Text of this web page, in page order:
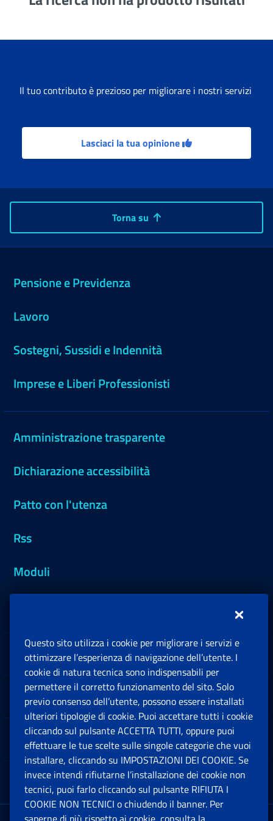
Il tuo contributo è prezioso per migliorare i nostri servizi
Lasciaci la tua opinione
Torna su
Pensione e Previdenza
Lavoro
Sostegni, Sussidi e Indennità
Imprese e Liberi Professionisti
Amministrazione trasparente
Dichiarazione accessibilità
Patto con l'utenza
Rss
Moduli
Sedi e Contatti
Software
Note Legali
App mobile
Questo sito utilizza i cookie per migliorare i servizi e
ottimizzare l’esperienza di navigazione dell’utente. I
cookie di natura tecnica sono indispensabili per
permettere il corretto funzionamento del sito. Solo
previo consenso dell’utente, possono essere installati
ulteriori tipologie di cookie. Puoi accettare tutti i cookie
cliccando sul pulsante ACCETTA TUTTI, oppure puoi
effettuare le tue scelte sulle singole categorie che vuoi
installare, cliccando su IMPOSTAZIONI DEI COOKIE. Se
invece intendi rifiutarne l’installazione dei cookie non
tecnici, puoi farlo cliccando sul pulsante RIFIUTA I
COOKIE NON TECNICI o chiudendo il banner. Per